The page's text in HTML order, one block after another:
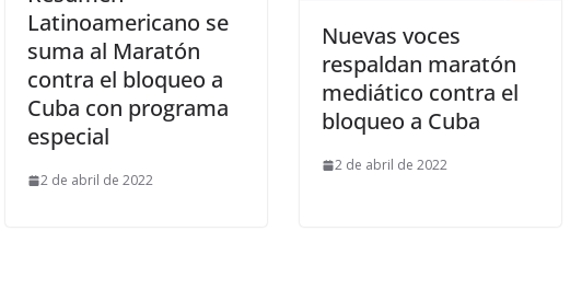
Latinoamericano se
suma al Maratón
contra el bloqueo a
Cuba con programa
especial
2 de abril de 2022
Nuevas voces
respaldan maratón
mediático contra el
bloqueo a Cuba
2 de abril de 2022